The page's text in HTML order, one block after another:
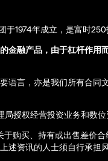
于1974年成立，是富时250
融产品，由于杠杆作
言，亦是我们所有合同
授权经营投资业务和数位
购买、持有或出售差价
资讯的人士须自行承